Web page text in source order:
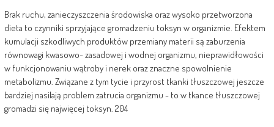
Brak ruchu, zanieczyszczenia środowiska oraz wysoko przetworzona
dieta to czynniki sprzyjające gromadzeniu toksyn w organizmie. Efektem
kumulacji szkodliwych produktów przemiany materii są zaburzenia
równowagi kwasowo- zasadowej i wodnej organizmu, nieprawidłowości
w funkcjonowaniu wątroby i nerek oraz znaczne spowolnienie
metabolizmu. Związane z tym tycie i przyrost tkanki tłuszczowej jeszcze
bardziej nasilają problem zatrucia organizmu - to w tkance tłuszczowej
gromadzi się najwięcej toksyn. 204